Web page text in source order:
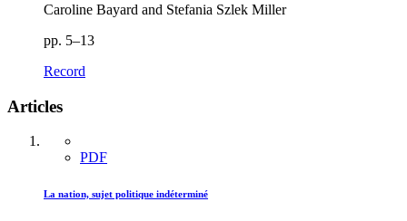
Caroline Bayard and Stefania Szlek Miller
pp. 5–13
Record
Articles
PDF
La nation, sujet politique indéterminé